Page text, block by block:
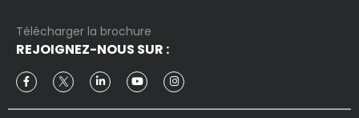
Télécharger la brochure
REJOIGNEZ-NOUS SUR :